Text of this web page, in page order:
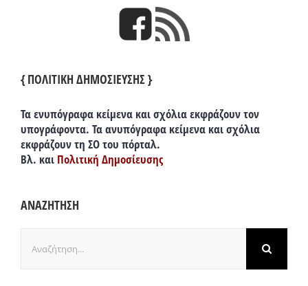
{ ΠΟΛΙΤΙΚΗ ΔΗΜΟΣΙΕΥΣΗΣ }
Τα ενυπόγραφα κείμενα και σχόλια εκφράζουν τον
υπογράφοντα. Τα ανυπόγραφα κείμενα και σχόλια
εκφράζουν τη ΣΟ του πόρταλ.
Βλ. και Πολιτική Δημοσίευσης
ΑΝΑΖΗΤΗΣΗ
για: